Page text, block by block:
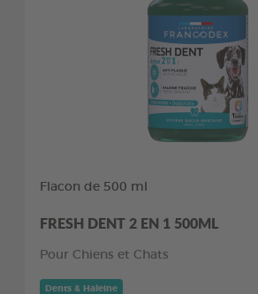
Flacon de 500 ml
FRESH DENT 2 EN 1 500ML
Pour Chiens et Chats
Dents & Haleine